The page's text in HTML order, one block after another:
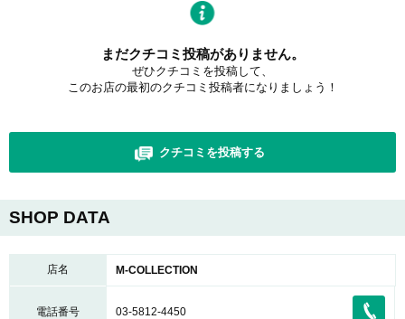
まだクチコミ投稿がありません。
ぜひクチコミを投稿して、
このお店の最初のクチコミ投稿者になりましょう！
クチコミを投稿する
SHOP DATA
店名 M-COLLECTION
電話番号 03-5812-4450